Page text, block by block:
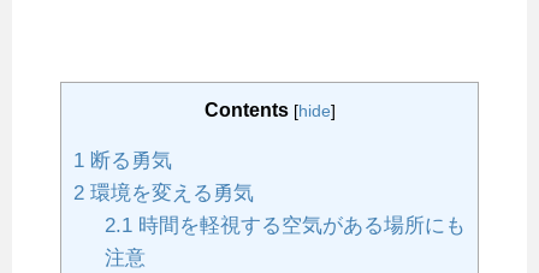
Contents [hide]
1 断る勇気
2 環境を変える勇気
2.1時間を軽視する空気がある場所にも
注意